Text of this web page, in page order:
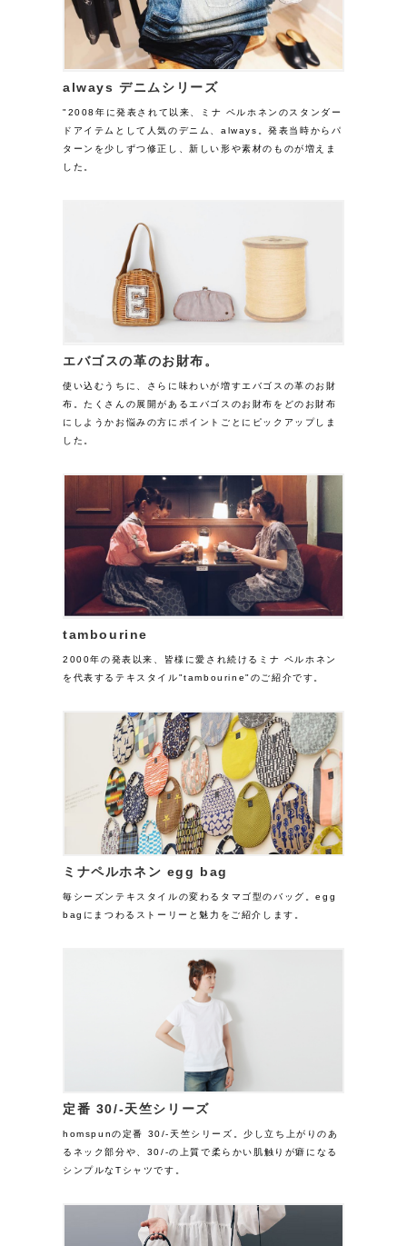
always デニムシリーズ
"2008年に発表されて以来、ミナ ペルホネンのスタンダー
ドアイテムとして人気のデニム、always。発表当時からパ
ターンを少しずつ修正し、新しい形や素材のものが増えま
した。
エバゴスの革のお財布。
使い込むうちに、さらに味わいが増すエバゴスの革のお財
布。たくさんの展開があるエバゴスのお財布をどのお財布
にしようかお悩みの方にポイントごとにピックアップしま
した。
tambourine
2000年の発表以来、皆様に愛され続けるミナ ペルホネン
を代表するテキスタイル"tambourine"のご紹介です。
ミナペルホネン egg bag
毎シーズンテキスタイルの変わるタマゴ型のバッグ。egg
bagにまつわるストーリーと魅力をご紹介します。
定番 30/-天竺シリーズ
homspunの定番 30/-天竺シリーズ。少し立ち上がりのあ
るネック部分や、30/-の上質で柔らかい肌触りが癖になる
シンプルなTシャツです。